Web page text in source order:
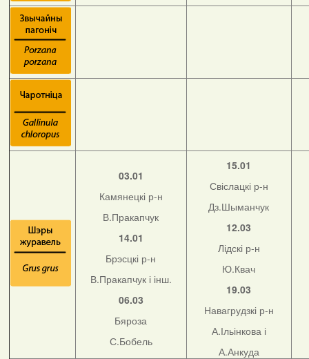
03.01
Камянецкі р-н
В.Пракапчук
14.01
Брэсцкі р-н
В.Пракапчук і інш.
06.03
Бяроза
С.Бобель
15.01
Свіслацкі р-н
Дз.Шыманчук
12.03
Лідскі р-н
Ю.Квач
19.03
Навагрудзкі р-н
А.Ільінкова і
А.Анкуда